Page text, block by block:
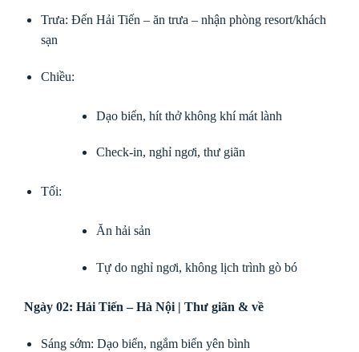
Trưa: Đến Hải Tiến – ăn trưa – nhận phòng resort/khách
sạn
Chiều:
Dạo biển, hít thở không khí mát lành
Check-in, nghỉ ngơi, thư giãn
Tối:
Ăn hải sản
Tự do nghỉ ngơi, không lịch trình gò bó
Ngày 02: Hải Tiến – Hà Nội | Thư giãn & về
Sáng sớm: Dạo biển, ngắm biển yên bình